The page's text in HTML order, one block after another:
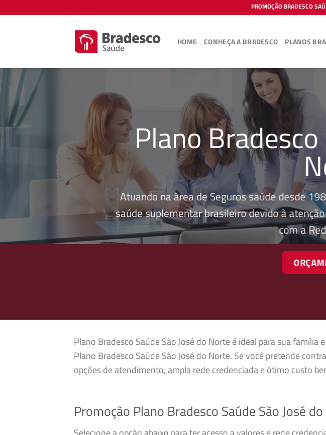
to
PROMOÇÃO BRADESCO
HOME CONHEÇA A BRADESCO PLANOS
Plano
Atuando na área de Seguros saúde desde
saúde suplementar brasileiro devido à
com a
Plano Bradesco Saúde São José do Norte é ideal para sua
Plano Bradesco Saúde São José do Norte. Se você pretende
opções de atendimento, ampla rede credenciada e ótimo custo
Promoção Plano Bradesco Saúde São José